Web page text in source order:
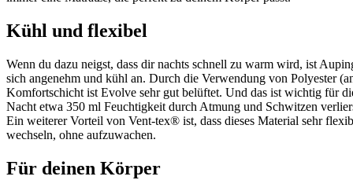
Kühl und flexibel
Wenn du dazu neigst, dass dir nachts schnell zu warm wird, ist
sich angenehm und kühl an. Durch die Verwendung von Polyester
Komfortschicht ist Evolve sehr gut belüftet. Und das ist wichtig für
Nacht etwa 350 ml Feuchtigkeit durch Atmung und Schwitzen
Ein weiterer Vorteil von Vent-tex® ist, dass dieses Material sehr
wechseln, ohne aufzuwachen.
Für deinen Körper